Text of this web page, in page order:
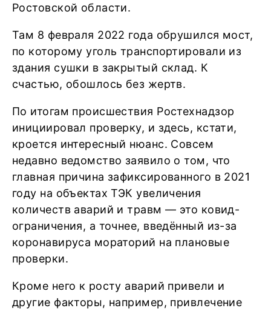
Ростовской области.
Там 8 февраля 2022 года обрушился мост,
по которому уголь транспортировали из
здания сушки в закрытый склад. К
счастью, обошлось без жертв.
По итогам происшествия Ростехнадзор
инициировал проверку, и здесь, кстати,
кроется интересный нюанс. Совсем
недавно ведомство заявило о том, что
главная причина зафиксированного в 2021
году на объектах ТЭК увеличения
количеств аварий и травм — это ковид-
ограничения, а точнее, введённый из-за
коронавируса мораторий на плановые
проверки.
Кроме него к росту аварий привели и
другие факторы, например, привлечение